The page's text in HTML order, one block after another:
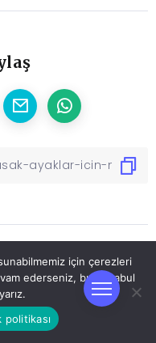
için çerezleri
ederseniz, bunu kabul
politikası